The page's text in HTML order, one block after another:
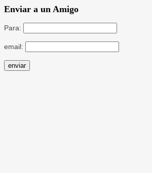
Enviar a un Amigo
Para:
email: